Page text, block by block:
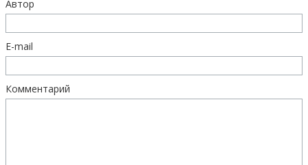
Автор
E-mail
Комментарий